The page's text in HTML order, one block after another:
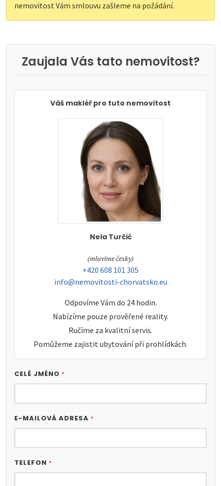
nemovitost Vám smlouvu zašleme na požádání.
Zaujala Vás tato nemovitost?
Váš makléř pro tuto nemovitost
Nela Turčić
tel:
(mluvíme česky)
tel:
+420 608 101 305
e-mail:
info@nemovitosti-chorvatsko.eu
Odpovíme Vám do 24 hodin.
Nabízíme pouze prověřené reality.
Ručíme za kvalitní servis.
Pomůžeme zajistit ubytování při prohlídkách.
CELÉ JMÉNO *
E-MAILOVÁ ADRESA *
TELEFON *